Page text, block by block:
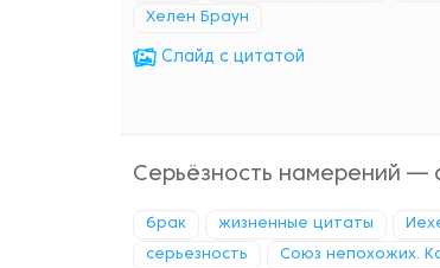
Хелен Браун
Cлайд с цитатой
Серьёзность намерений —
брак жизненные цитаты
серьезность Союз непохожих.